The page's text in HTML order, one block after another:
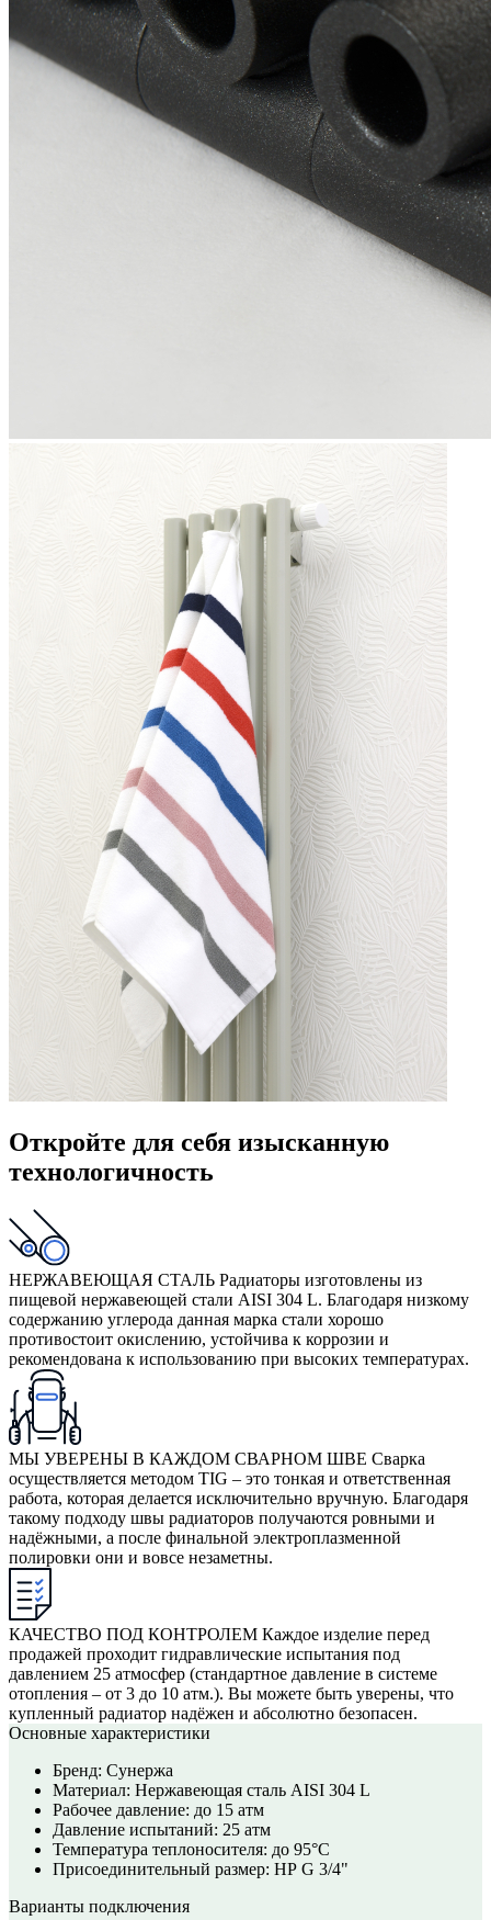
Откройте для себя изысканную
технологичность
НЕРЖАВЕЮЩАЯ СТАЛЬ Радиаторы изготовлены из
пищевой нержавеющей стали AISI 304 L. Благодаря низкому
содержанию углерода данная марка стали хорошо
противостоит окислению, устойчива к коррозии и
рекомендована к использованию при высоких температурах.
МЫ УВЕРЕНЫ В КАЖДОМ СВАРНОМ ШВЕ Сварка
осуществляется методом TIG – это тонкая и ответственная
работа, которая делается исключительно вручную. Благодаря
такому подходу швы радиаторов получаются ровными и
надёжными, а после финальной электроплазменной
полировки они и вовсе незаметны.
КАЧЕСТВО ПОД КОНТРОЛЕМ Каждое изделие перед
продажей проходит гидравлические испытания под
давлением 25 атмосфер (стандартное давление в системе
отопления – от 3 до 10 атм.). Вы можете быть уверены, что
купленный радиатор надёжен и абсолютно безопасен.
Основные характеристики
Бренд: Сунержа
Материал: Нержавеющая сталь AISI 304 L
Рабочее давление: до 15 атм
Давление испытаний: 25 атм
Температура теплоносителя: до 95°С
Присоединительный размер: НР G 3/4"
Варианты подключения